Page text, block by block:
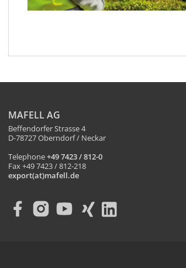
MAFELL AG
Beffendorfer Strasse 4
D-78727 Oberndorf / Neckar
Telephone+49 7423 / 812-0
Fax +49 7423 / 812-218
export(at)mafell.de